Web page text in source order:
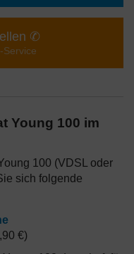
✆
Service
Young 100 im
100 (VDSL oder
sich folgende
€)